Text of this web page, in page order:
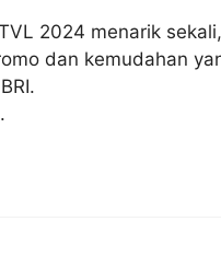
2024 menarik sekali,
dan kemudahan